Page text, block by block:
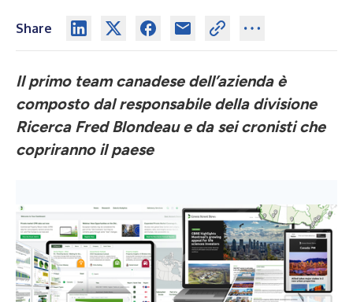
Share
Il primo team canadese dell’azienda è
composto dal responsabile della divisione
Ricerca Fred Blondeau e da sei cronisti che
copriranno il paese